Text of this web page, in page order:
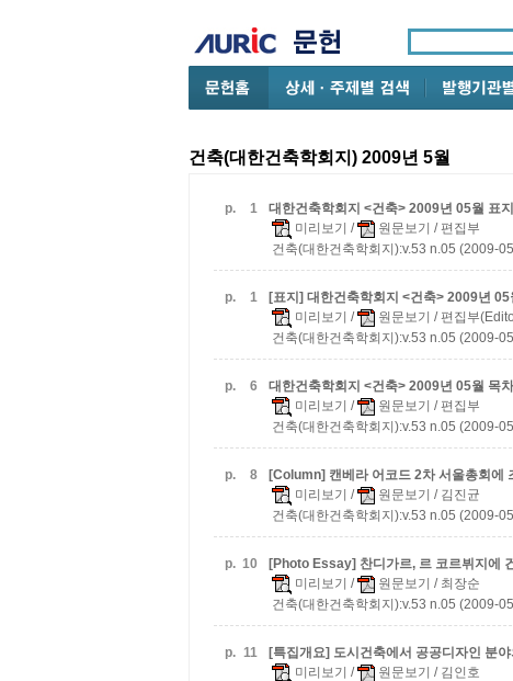
건축(대한건축학회지) 2009년 5월
p. 1
대한건축학회지 <건축> 2009년 05월 표지
미리보기 / 원문보기 / 편집부
건축(대한건축학회지):v.53 n.05 (2009-
p. 1
[표지] 대한건축학회지 <건축> 2009년 05
미리보기 / 원문보기 / 편집부
건축(대한건축학회지):v.53 n.05 (2009-
p. 6
대한건축학회지 <건축> 2009년 05월 목차
미리보기 / 원문보기 / 편집부
건축(대한건축학회지):v.53 n.05 (2009-
p. 8
[Column] 캔베라 어코드 2차 서울총회에
미리보기 / 원문보기 / 김진균
건축(대한건축학회지):v.53 n.05 (2009-
p. 10
[Photo Essay] 찬디가르, 르 코르뷔지에
미리보기 / 원문보기 / 최장순
건축(대한건축학회지):v.53 n.05 (2009-
p. 11
[특집개요] 도시건축에서 공공디자인 분
미리보기 / 원문보기 / 김인호